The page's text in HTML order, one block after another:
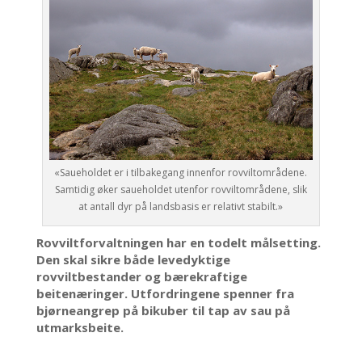
«Saueholdet er i tilbakegang innenfor rovviltområdene.
Samtidig øker saueholdet utenfor rovviltområdene, slik
at antall dyr på landsbasis er relativt stabilt.»
Rovviltforvaltningen har en todelt målsetting.
Den skal sikre både levedyktige
rovviltbestander og bærekraftige
beitenæringer. Utfordringene spenner fra
bjørneangrep på bikuber til tap av sau på
utmarksbeite.